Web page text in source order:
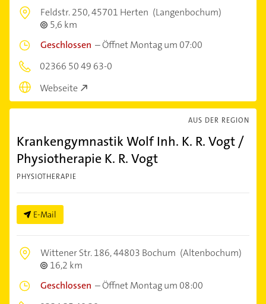
Feldstr. 250,45701 Herten (Langenbochum)
5,6 km
Geschlossen –Öffnet Montag um 07:00
02366 50 49 63-0
Webseite
AUS DER REGION
Krankengymnastik Wolf Inh. K. R. Vogt /
Physiotherapie K. R. Vogt
PHYSIOTHERAPIE
E-Mail
Wittener Str. 186,44803 Bochum (Altenbochum)
16,2 km
Geschlossen –Öffnet Montag um 08:00